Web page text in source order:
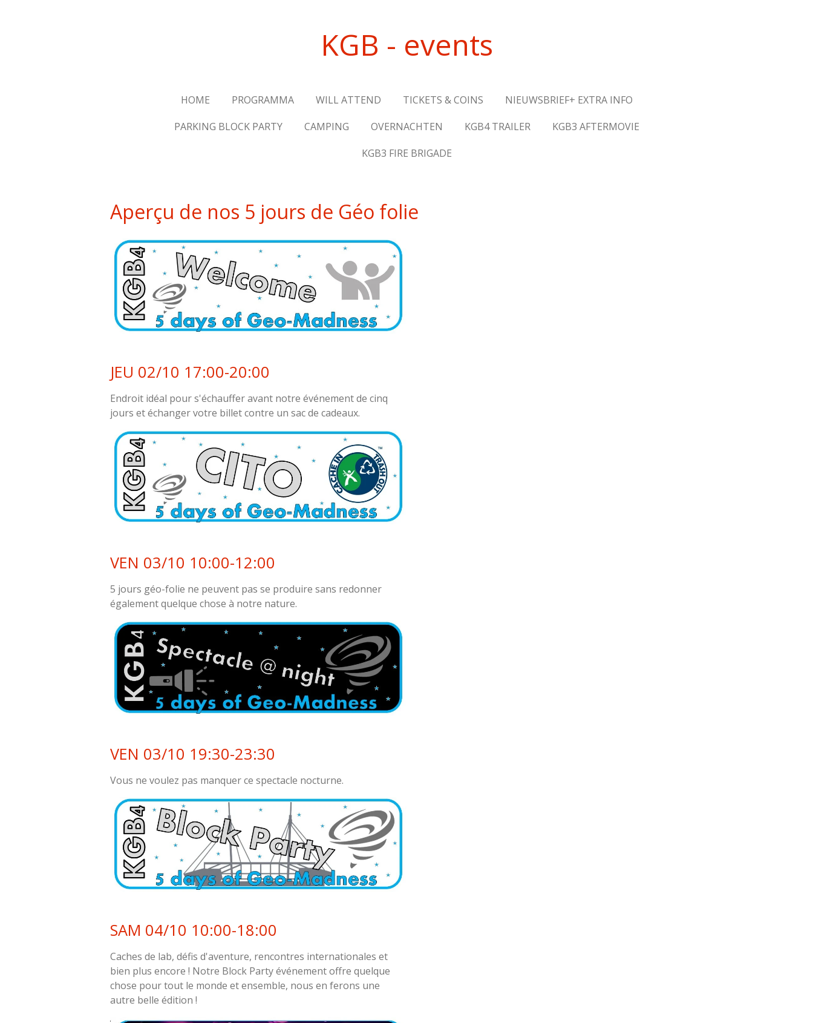
KGB - events
HOME PROGRAMMA WILL ATTEND TICKETS & COINS
NIEUWSBRIEF+ EXTRA INFO
PARKING BLOCK PARTY
CAMPING OVERNACHTEN KGB4 TRAILER
KGB3 AFTERMOVIE
KGB3 FIRE BRIGADE
Aperçu de nos 5 jours de Géo folie
JEU 02/10 17:00-20:00
Endroit idéal pour s'échauffer avant notre événement de cinq
jours et échanger votre billet contre un sac de cadeaux.
VEN 03/10 10:00-12:00
5 jours géo-folie ne peuvent pas se produire sans redonner
également quelque chose à notre nature.
VEN 03/10 19:30-23:30
Vous ne voulez pas manquer ce spectacle nocturne.
SAM 04/10 10:00-18:00
Caches de lab, défis d'aventure, rencontres internationales et
bien plus encore ! Notre Block Party événement offre quelque
chose pour tout le monde et ensemble, nous en ferons une
autre belle édition !